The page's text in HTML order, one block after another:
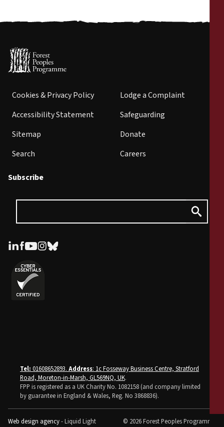
Cookies & Privacy Policy
Accessibility Statement
Sitemap
Search
Lodge a Complaint
Safeguarding
Donate
Careers
Subscribe
Tel: 01608652893. Address: 1c Fosseway Business Centre, Stratford
Road, Moreton-in-Marsh, GL569NQ, UK.
FPP is registered as a UK Charity No. 1082158 (and company limited
by guarantee in England & Wales, Reg. No 3868836).
Web design agency- Liquid Light © 2026 Forest Peoples Programme